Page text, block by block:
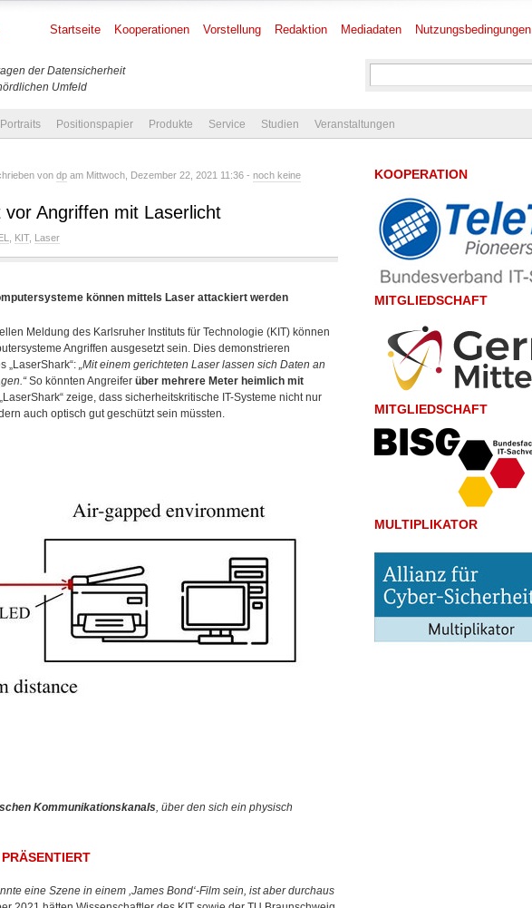
der Datensicherheit
Umfeld
Startseite Kooperationen Vorstellung Redaktion Mediadaten Nutzungsbedingungen
Portraits Positionspapier Produkte Service Studien Veranstaltungen
von dp am Mittwoch, Dezember 22, 2021 11:36 - noch keine
Angriffen mit Laserlicht
KIT, Laser
können mittels Laser attackiert werden
Meldung des Karlsruher Instituts für Technologie (KIT) können
Angriffen ausgesetzt sein. Dies demonstrieren
„LaserShark“: „Mit einem gerichteten Laser lassen sich Daten an
So könnten Angreifer über mehrere Meter heimlich mit
zeige, dass sicherheitskritische IT-Systeme nicht nur
auch optisch gut geschützt sein müssten.
Kommunikationskanals, über den sich ein physisch
eine Szene in einem ,James Bond‘-Film sein, ist aber durchaus
KOOPERATION
MITGLIEDSCHAFT
MITGLIEDSCHAFT
MULTIPLIKATOR